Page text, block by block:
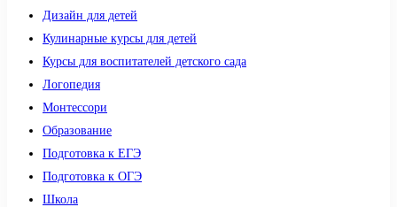
Дизайн для детей
Кулинарные курсы для детей
Курсы для воспитателей детского сада
Логопедия
Монтессори
Образование
Подготовка к ЕГЭ
Подготовка к ОГЭ
Школа